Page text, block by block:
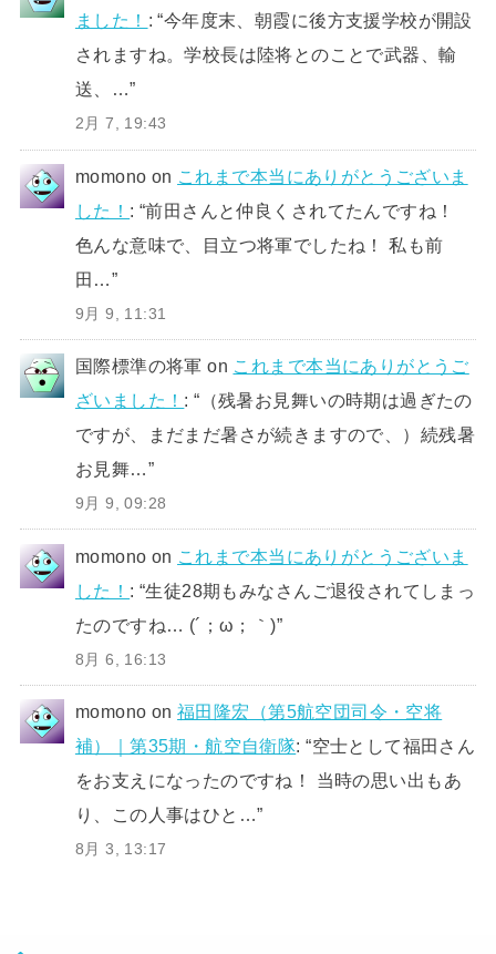
ました！ : “今年度末、朝霞に後方支援学校が開設
されますね。学校長は陸将とのことで武器、輸
送、…”
2月 7, 19:43
momono on これまで本当にありがとうございま
した！ : “前田さんと仲良くされてたんですね！
色んな意味で、目立つ将軍でしたね！ 私も前
田…”
9月 9, 11:31
国際標準の将軍 on これまで本当にありがとうご
ざいました！ : “ （残暑お見舞いの時期は過ぎたの
ですが、まだまだ暑さが続きますので、）続残暑
お見舞…”
9月 9, 09:28
momono on これまで本当にありがとうございま
した！ : “生徒28期もみなさんご退役されてしまっ
たのですね… (´；ω；｀)”
8月 6, 16:13
momono on福田隆宏（第5航空団司令・空将
補）｜第35期・航空自衛隊: “空士として福田さん
をお支えになったのですね！ 当時の思い出もあ
り、この人事はひと…”
8月 3, 13:17